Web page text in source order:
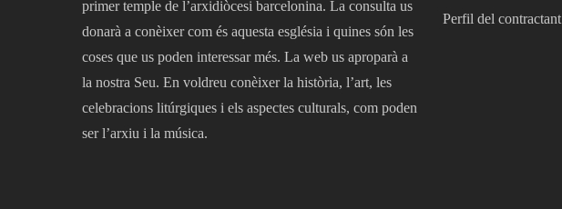
primer temple de l’arxidiòcesi barcelonina. La consulta us
donarà a conèixer com és aquesta església i quines són les
coses que us poden interessar més. La web us aproparà a
la nostra Seu. En voldreu conèixer la història, l’art, les
celebracions litúrgiques i els aspectes culturals, com poden
ser l’arxiu i la música.
Perfil del contractant